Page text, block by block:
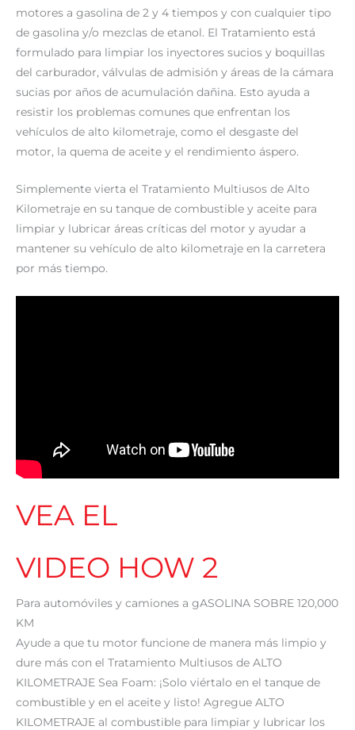
motores a gasolina de 2 y 4 tiempos y con cualquier tipo
de gasolina y/o mezclas de etanol. El Tratamiento está
formulado para limpiar los inyectores sucios y boquillas
del carburador, válvulas de admisión y áreas de la cámara
sucias por años de acumulación dañina. Esto ayuda a
resistir los problemas comunes que enfrentan los
vehículos de alto kilometraje, como el desgaste del
motor, la quema de aceite y el rendimiento áspero.
Simplemente vierta el Tratamiento Multiusos de Alto
Kilometraje en su tanque de combustible y aceite para
limpiar y lubricar áreas críticas del motor y ayudar a
mantener su vehículo de alto kilometraje en la carretera
por más tiempo.
VEA EL
VIDEO HOW 2
Para automóviles y camiones a gASOLINA SOBRE 120,000
KM
Ayude a que tu motor funcione de manera más limpio y
dure más con el Tratamiento Multiusos de ALTO
KILOMETRAJE Sea Foam: ¡Solo viértalo en el tanque de
combustible y en el aceite y listo! Agregue ALTO
KILOMETRAJE al combustible para limpiar y lubricar los